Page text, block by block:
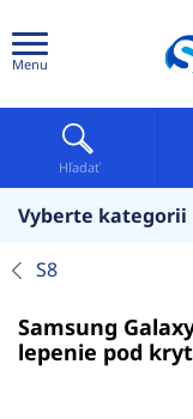
Menu
Hľadať
Vyberte kategorii
S8
Samsung
lepenie pod